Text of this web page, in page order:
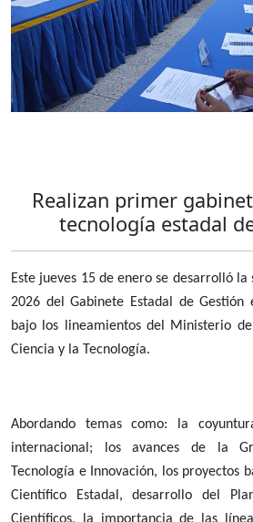
Realizan primer
tecnología estadal
Este jueves 15 de enero se desarrolló
2026 del Gabinete Estadal de Gestión
bajo los lineamientos del Ministerio
Ciencia y la Tecnología.
Abordando temas como: la
internacional; los avances de la
Tecnología e Innovación, los proyectos
Científico Estadal, desarrollo del